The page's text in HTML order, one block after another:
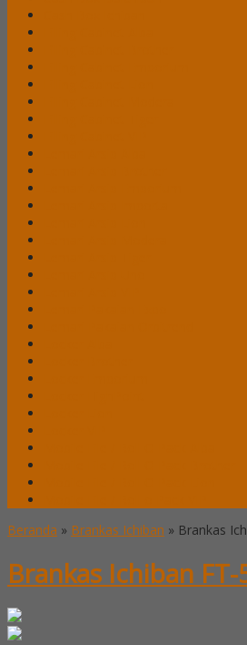
Beranda » Brankas Ichiban » Brankas
Brankas Ichiban FT-